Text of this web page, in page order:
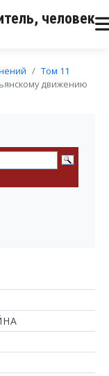
человек
Том 11
движению